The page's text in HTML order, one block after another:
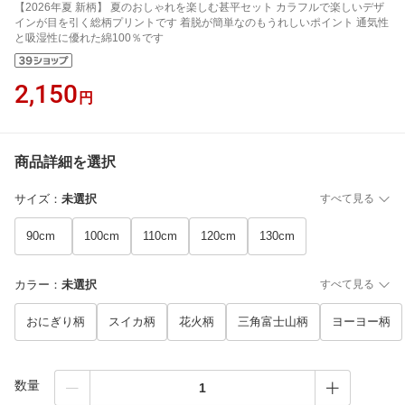
【2026年夏 新柄】 夏のおしゃれを楽しむ甚平セット カラフルで楽しいデザ
インが目を引く総柄プリントです 着脱が簡単なのもうれしいポイント 通気性
と吸湿性に優れた綿100％です
2,150 円
商品詳細を選択
サイズ ： 未選択 すべて見る
90cm 100cm 110cm 120cm 130cm
カラー ： 未選択 すべて見る
おにぎり柄 スイカ柄 花火柄 三角富士山柄 ヨーヨー柄
数量